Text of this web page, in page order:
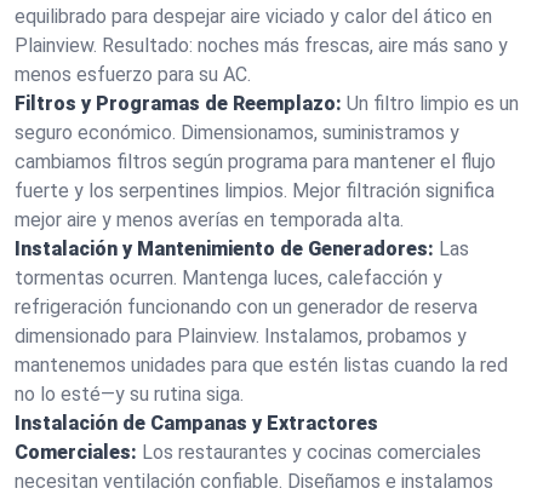
equilibrado para despejar aire viciado y calor del ático en
Plainview. Resultado: noches más frescas, aire más sano y
menos esfuerzo para su AC.
Filtros y Programas de Reemplazo: Un filtro limpio es un
seguro económico. Dimensionamos, suministramos y
cambiamos filtros según programa para mantener el flujo
fuerte y los serpentines limpios. Mejor filtración significa
mejor aire y menos averías en temporada alta.
Instalación y Mantenimiento de Generadores: Las
tormentas ocurren. Mantenga luces, calefacción y
refrigeración funcionando con un generador de reserva
dimensionado para Plainview. Instalamos, probamos y
mantenemos unidades para que estén listas cuando la red
no lo esté—y su rutina siga.
Instalación de Campanas y Extractores
Comerciales: Los restaurantes y cocinas comerciales
necesitan ventilación confiable. Diseñamos e instalamos